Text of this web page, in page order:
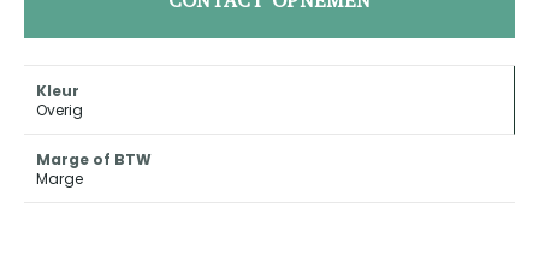
Kleur
Overig
Marge of BTW
Marge